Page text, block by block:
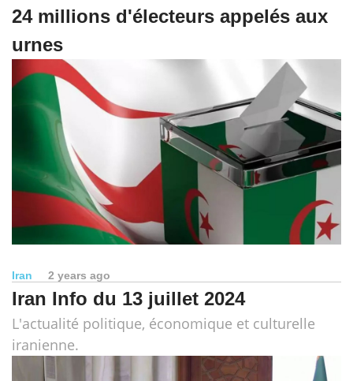
24 millions d'électeurs appelés aux
urnes
Iran 2 years ago
Iran Info du 13 juillet 2024
L'actualité politique, économique et culturelle
iranienne.